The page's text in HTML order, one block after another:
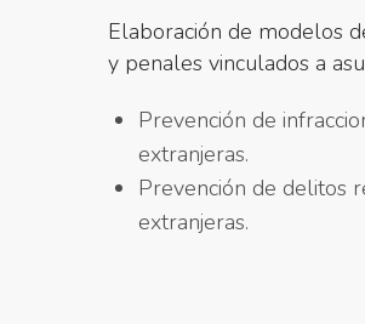
Elaboración de modelos
y penales vinculados a
Prevención de
extranjeras.
Prevención de delitos
extranjeras.